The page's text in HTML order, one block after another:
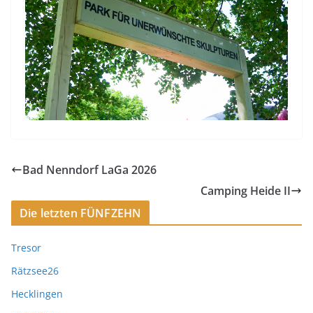
Bad Nenndorf LaGa 2026
Camping Heide II
Die letzten FÜNFZEHN
Tresor
Rätzsee26
Hecklingen